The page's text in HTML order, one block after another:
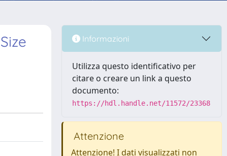
Informazioni
Utilizza questo identificativo per
citare o creare un link a questo
documento:
https://hdl.handle.net/11572/23368
Attenzione
Attenzione! I dati visualizzati non